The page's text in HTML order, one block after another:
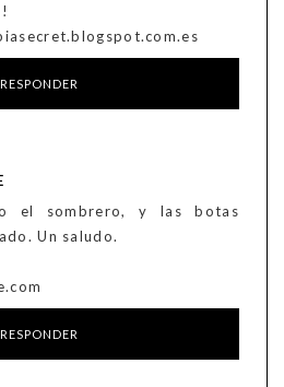
RESPONDER
el sombrero, y las botas
Un saludo.
RESPONDER